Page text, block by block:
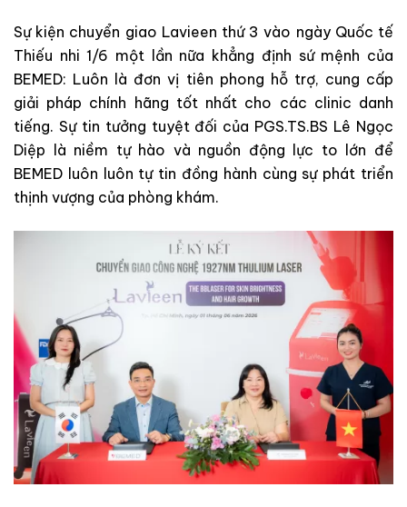
Sự kiện chuyển giao Lavieen thứ 3 vào ngày Quốc tế
Thiếu nhi 1/6 một lần nữa khẳng định sứ mệnh của
BEMED: Luôn là đơn vị tiên phong hỗ trợ, cung cấp
giải pháp chính hãng tốt nhất cho các clinic danh
tiếng. Sự tin tưởng tuyệt đối của PGS.TS.BS Lê Ngọc
Diệp là niềm tự hào và nguồn động lực to lớn để
BEMED luôn luôn tự tin đồng hành cùng sự phát triển
thịnh vượng của phòng khám.